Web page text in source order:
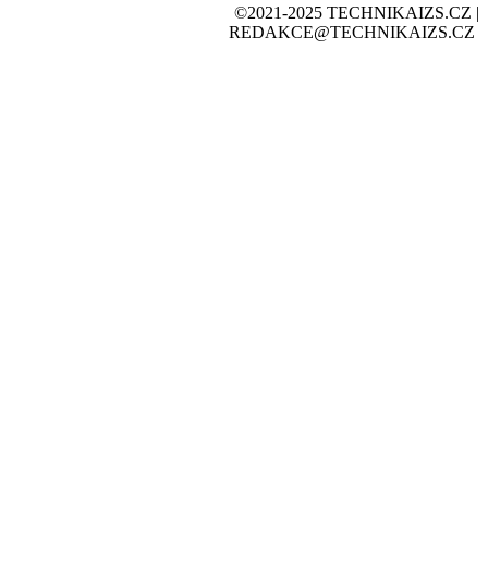
©2021-2025 TECHNIKAIZS.CZ |
REDAKCE@TECHNIKAIZS.CZ